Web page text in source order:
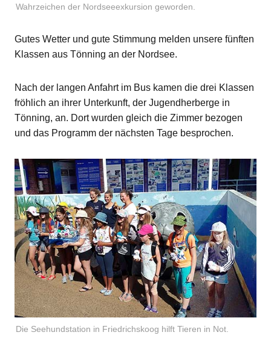
Wahrzeichen der Nordseeexkursion geworden.
Gutes Wetter und gute Stimmung melden unsere fünften
Klassen aus Tönning an der Nordsee.
Nach der langen Anfahrt im Bus kamen die drei Klassen
fröhlich an ihrer Unterkunft, der Jugendherberge in
Tönning, an. Dort wurden gleich die Zimmer bezogen
und das Programm der nächsten Tage besprochen.
Die Seehundstation in Friedrichskoog hilft Tieren in Not.